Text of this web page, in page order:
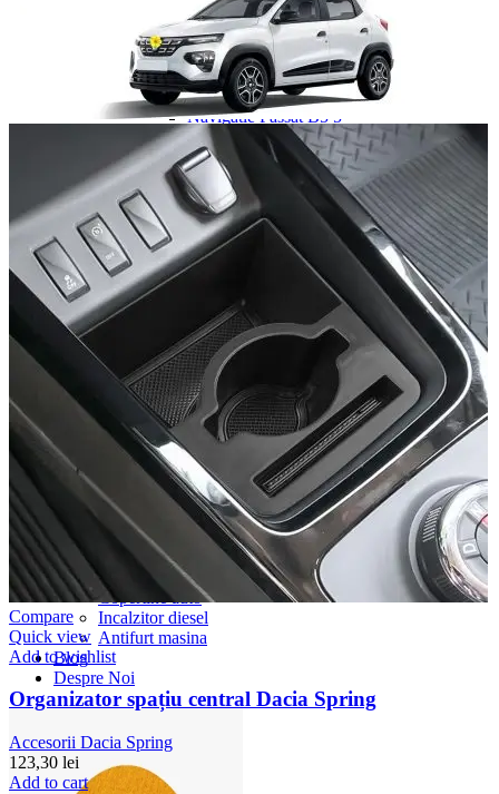
Navigație Mercedes W204
Navigație Mercedes W211
Navigație Mercedes Sprinter
Passat
Navigație Passat B5
Navigație Passat B5 5
Navigație Passat B6
Navigație Passat B7
Navigație Passat B8
Navigație Passat CC
Skoda
Navigație Skoda Fabia 1
Navigație Skoda Fabia 2
Navigație Skoda Octavia 1
Navigație Skoda Octavia 2
Navigație Skoda Octavia 3
Navigație Skoda Rapid
Navigație Skoda Superb 1
Navigație Skoda Superb 2
Navigație Toyota Avensis T25
Portbagaj Plafon Auto
Sub 350 Litri
Peste 350 Litri
Peste 450 litri
Accesorii auto masina
Accesorii Dacia Duster 3
Accesorii Duster 2
Accesorii Dacia Jogger
Parfum masina
Copertine auto
Incalzitor diesel
Antifurt masina
Blog
Despre Noi
Compare
Quick view
Add to wishlist
Organizator spațiu central Dacia Spring
Accesorii Dacia Spring
123,30 lei
Add to cart